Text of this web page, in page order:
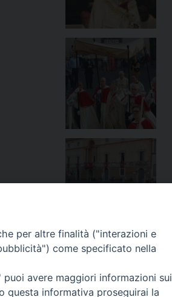
per altre finalità ("interazioni e
come specificato nella
avere maggiori informazioni sui
questa informativa proseguirai la